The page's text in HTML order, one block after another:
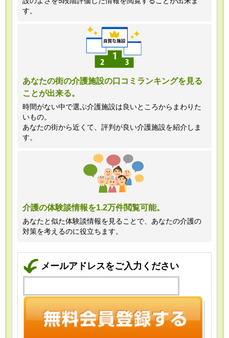
株式会社クリエイターズネクスト個人情
報保護管理者 窪田望
TEL:0120-21-7070
（受付時間 10時～19時 土日祝日除
く・営業のお電話はお断りいたします）
す。
あなたの街の介護施設の口コミランキングを見る
ことが出来る。
時間がない中で選ぶ介護施設は良いところからまわりた
いもの。
あなたの街から近くて、評判が良い介護施設を紹介しま
す。
介護の体験談情報を1.2万件閲覧可能。
あなたと似た体験談情報を見ることで、あなたの介護の
対策を考えるのに役立ちます。
メールアドレスをご入力ください